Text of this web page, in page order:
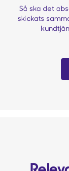
Så ska det
skickats